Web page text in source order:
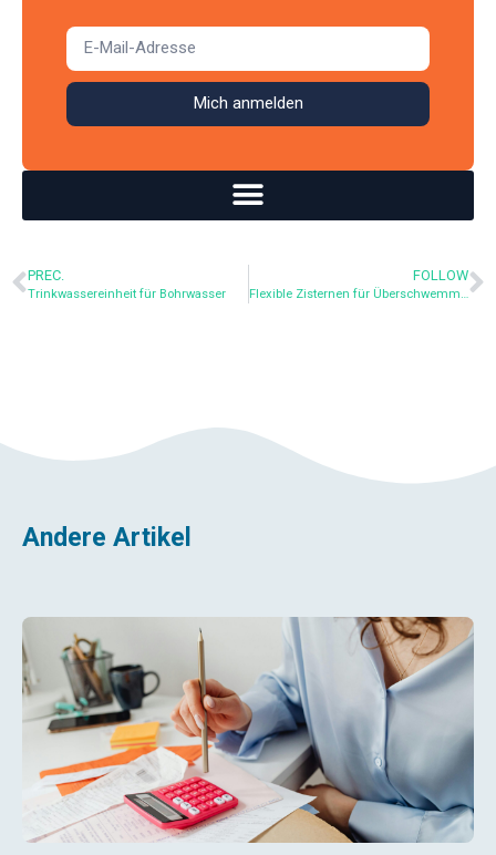
Mich anmelden
PREC.
Trinkwassereinheit für Bohrwasser
FOLLOW
Flexible Zisternen für Überschwemmungsgebiete
Andere Artikel